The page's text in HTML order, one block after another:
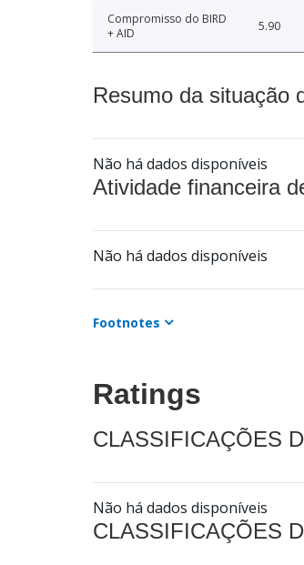
Compromisso do BIRD
+ AID
5.90
Resumo da situação
Não há dados disponíveis
Atividade financeira
Não há dados disponíveis
Footnotes
Ratings
CLASSIFICAÇÕES
Não há dados disponíveis
CLASSIFICAÇÕES